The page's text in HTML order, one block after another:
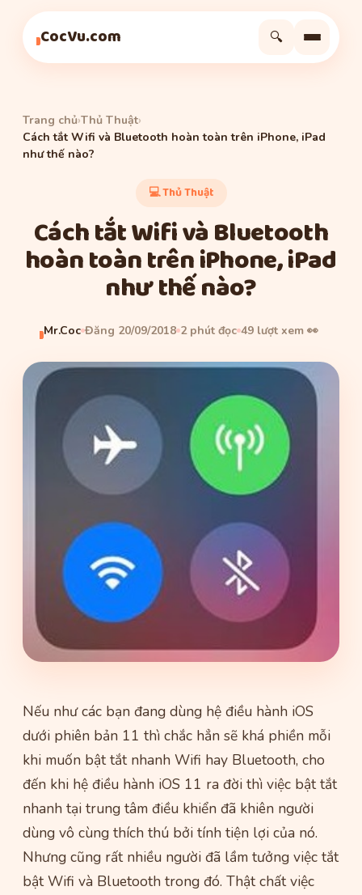
CocVu.com 🔍
Trang chủ›Thủ Thuật›
Cách tắt Wifi và Bluetooth hoàn toàn trên iPhone, iPad
như thế nào?
💻 Thủ Thuật
Cách tắt Wifi và Bluetooth
hoàn toàn trên iPhone, iPad
như thế nào?
Mr.Coc Đăng 20/09/2018 2 phút đọc 49 lượt xem 👀
Nếu như các bạn đang dùng hệ điều hành iOS
dưới phiên bản 11 thì chắc hẳn sẽ khá phiền mỗi
khi muốn bật tắt nhanh Wifi hay Bluetooth, cho
đến khi hệ điều hành iOS 11 ra đời thì việc bật tắt
nhanh tại trung tâm điều khiển đã khiên người
dùng vô cùng thích thú bởi tính tiện lợi của nó.
Nhưng cũng rất nhiều người đã lầm tưởng việc tắt
bật Wifi và Bluetooth trong đó. Thật chất việc
Thủ Thuật
Thủ Thuật
Thủ Thuật